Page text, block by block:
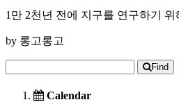
1만 2천년 전에 지구를 연구하기
by 롱고롱고
Find
Calendar